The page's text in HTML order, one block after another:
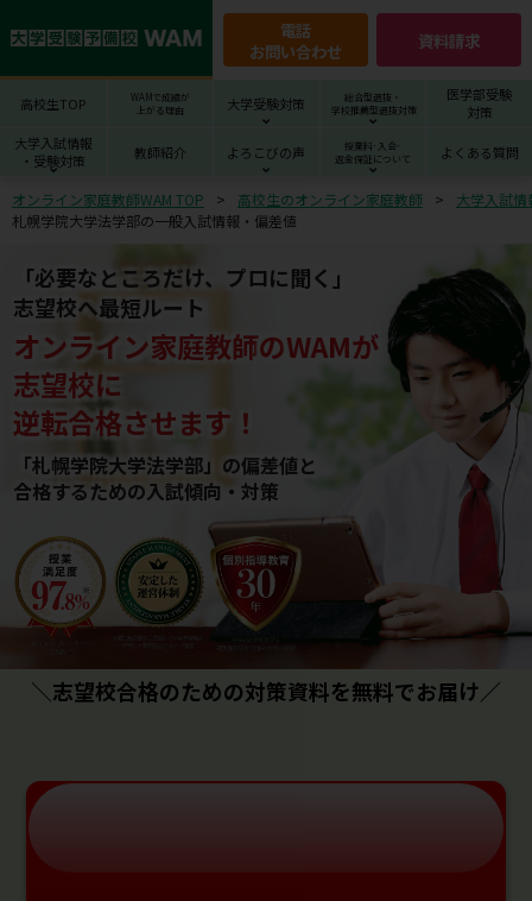
電話
お問い合わせ
資料請求
高校生TOP
WAMで成績が
上がる理由
大学受験対策
総合型選抜・
学校推薦型選抜対策
医学部受験
対策
大学入試情報
・受験対策
教師紹介 よろこびの声
授業料･入会･
返金保証について
よくある質問
オンライン家庭教師WAM TOP 高校生のオンライン家庭教師
大学入試
札幌学院大学法学部の一般入試情報・偏差値
「必要なところだけ、プロに聞く」
志望校へ最短ルート
オンライン家庭教師のWAMが
志望校に
逆転合格させます！
「札幌学院大学法学部」の偏差値と
合格するための⼊試傾向・対策
＼志望校合格のための対策資料を無料でお届け／